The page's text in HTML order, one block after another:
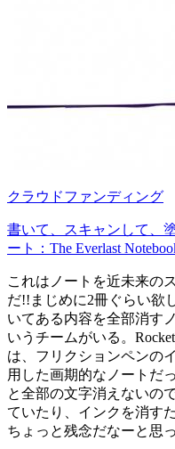
クラウドファンディング
書いて、スキャンして、
ート：The Everlast
これはノートを近未来の
だ!!まじめに2冊ぐらい欲
いてある内容を全部消す
いうチームがいる。
は、フリクションペンの
用した画期的なノートだ
と全部の文字消えないの
ていたり、インクを消す
ちょっと残念だなーと思